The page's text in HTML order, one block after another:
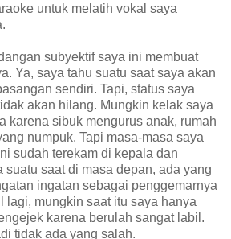
untuk melatih vokal saya
subyektif saya ini membuat
Ya, saya tahu suatu saat saya akan
sendiri. Tapi, status saya
akan hilang. Mungkin kelak saya
karena sibuk mengurus anak, rumah
numpuk. Tapi masa-masa saya
sudah terekam di kepala dan
suatu saat di masa depan, ada yang
ingatan sebagai penggemarnya
lagi, mungkin saat itu saya hanya
karena berulah sangat labil.
tidak ada yang salah.